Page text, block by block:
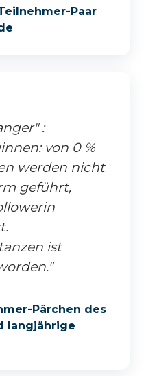
Paar
:
von 0 %
werden nicht
geführt,
ist
Pärchen des
langjährige